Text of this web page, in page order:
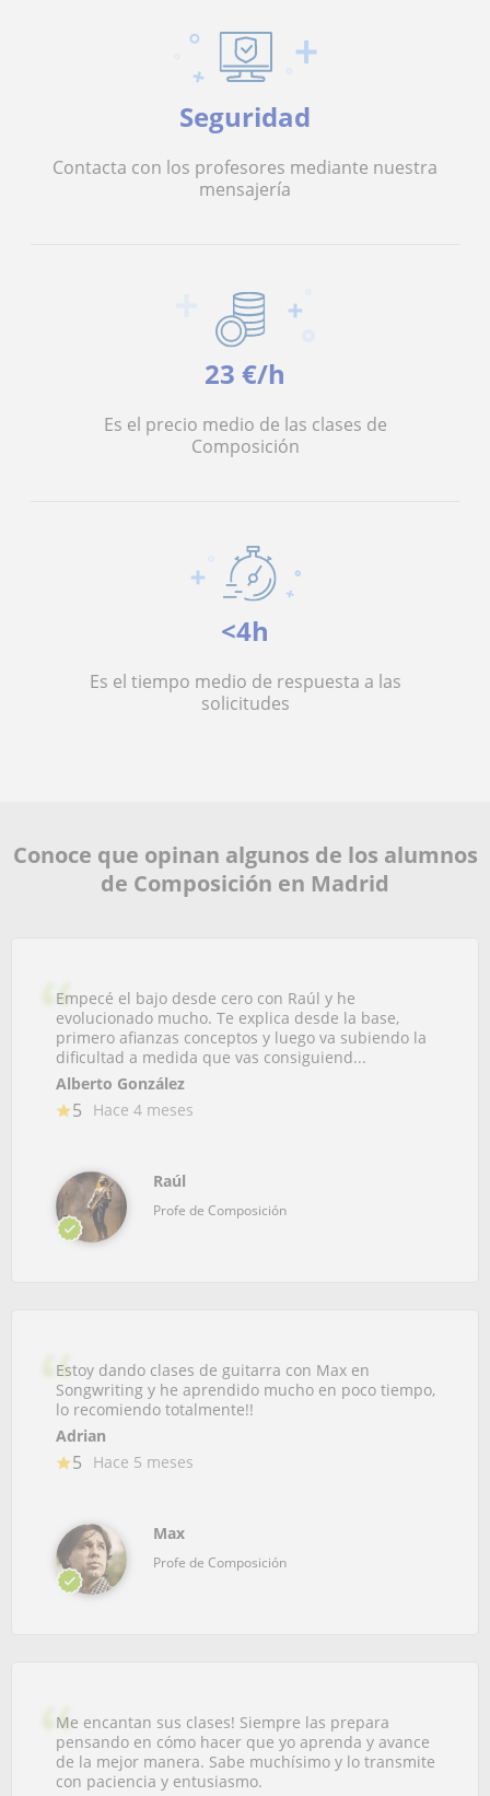
Seguridad
Contacta con los profesores mediante nuestra
mensajería
23 €/h
Es el precio medio de las clases de
Composición
<4h
Es el tiempo medio de respuesta a las
solicitudes
Conoce que opinan algunos de los alumnos
de Composición en Madrid
Empecé el bajo desde cero con Raúl y he
evolucionado mucho. Te explica desde la base,
primero afianzas conceptos y luego va subiendo la
dificultad a medida que vas consiguiend...
Alberto González
5 Hace 4 meses
Raúl
Profe de Composición
Estoy dando clases de guitarra con Max en
Songwriting y he aprendido mucho en poco tiempo,
lo recomiendo totalmente!!
Adrian
5 Hace 5 meses
Max
Profe de Composición
Me encantan sus clases! Siempre las prepara
pensando en cómo hacer que yo aprenda y avance
de la mejor manera. Sabe muchísimo y lo transmite
con paciencia y entusiasmo.